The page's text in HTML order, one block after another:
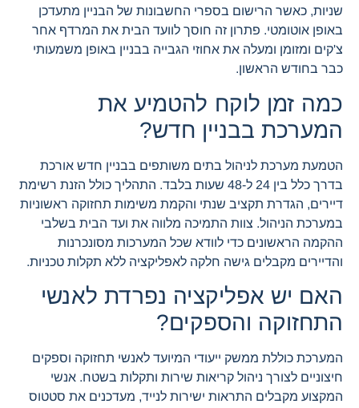
שניות, כאשר הרישום בספרי החשבונות של הבניין מתעדכן
באופן אוטומטי. פתרון זה חוסך לוועד הבית את המרדף אחר
צ'קים ומזומן ומעלה את אחוזי הגבייה בבניין באופן משמעותי
כבר בחודש הראשון.
כמה זמן לוקח להטמיע את
המערכת בבניין חדש?
הטמעת מערכת לניהול בתים משותפים בבניין חדש אורכת
בדרך כלל בין 24 ל-48 שעות בלבד. התהליך כולל הזנת רשימת
דיירים, הגדרת תקציב שנתי והקמת משימות תחזוקה ראשוניות
במערכת הניהול. צוות התמיכה מלווה את ועד הבית בשלבי
ההקמה הראשונים כדי לוודא שכל המערכות מסונכרנות
והדיירים מקבלים גישה חלקה לאפליקציה ללא תקלות טכניות.
האם יש אפליקציה נפרדת לאנשי
התחזוקה והספקים?
המערכת כוללת ממשק ייעודי המיועד לאנשי תחזוקה וספקים
חיצוניים לצורך ניהול קריאות שירות ותקלות בשטח. אנשי
המקצוע מקבלים התראות ישירות לנייד, מעדכנים את סטטוס